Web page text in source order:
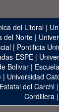
del Litoral |
del Norte|
| Pontificia
ESPE |
Bolivar|
| Universidad
del Carchi |
Cordillera|